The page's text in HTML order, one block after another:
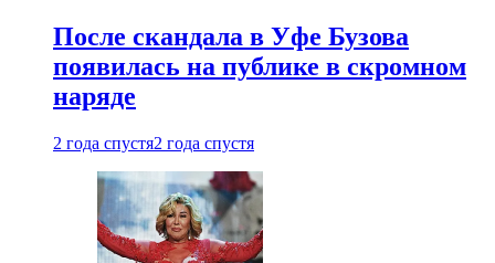
После скандала в Уфе Бузова
появилась на публике в скромном
наряде
2 года спустя2 года спустя